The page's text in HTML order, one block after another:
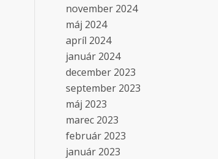
november 2024
máj 2024
apríl 2024
január 2024
december 2023
september 2023
máj 2023
marec 2023
február 2023
január 2023